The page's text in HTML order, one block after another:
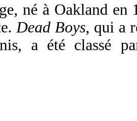
né à Oakland
Dead Boys, qui a
a été classé